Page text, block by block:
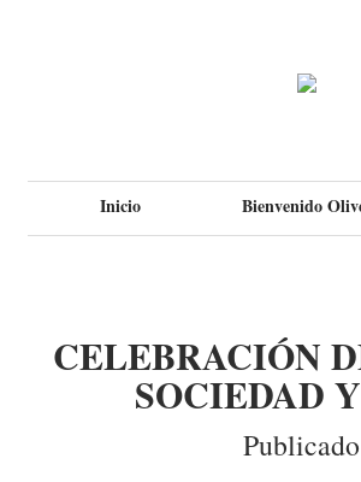
Inicio Bienvenido
CELEBRACIÓN
SOCIEDAD